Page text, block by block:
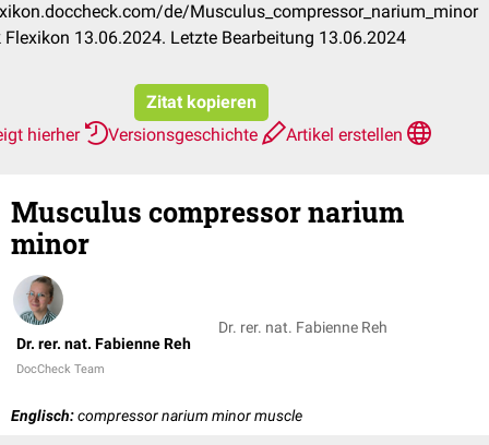
de/Musculus_compressor_narium_minor
Flexikon 13.06.2024. Letzte Bearbeitung 13.06.2024
Zitat kopieren
hierher
Versionsgeschichte Artikel erstellen
Musculus compressor narium
minor
Dr. rer. nat. Fabienne Reh
DocCheck Team
Dr. rer. nat. Fabienne Reh
Englisch:compressor narium minor muscle